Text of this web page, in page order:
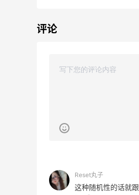
评论
Reset丸子
这种随机性的话就
低至4折+额外8折